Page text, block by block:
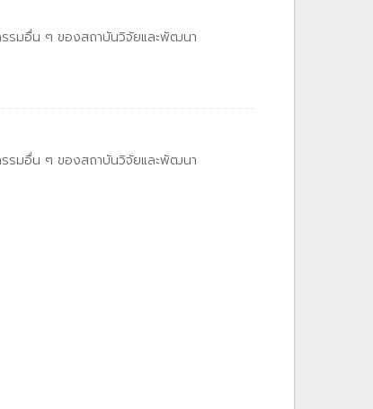
รรมอื่น ๆ ของสถาบันวิจัยและพัฒนา
รรมอื่น ๆ ของสถาบันวิจัยและพัฒนา